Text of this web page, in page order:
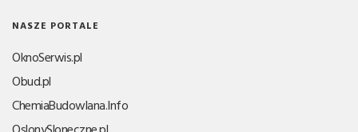
NASZE PORTALE
OknoSerwis.pl
Obud.pl
ChemiaBudowlana.Info